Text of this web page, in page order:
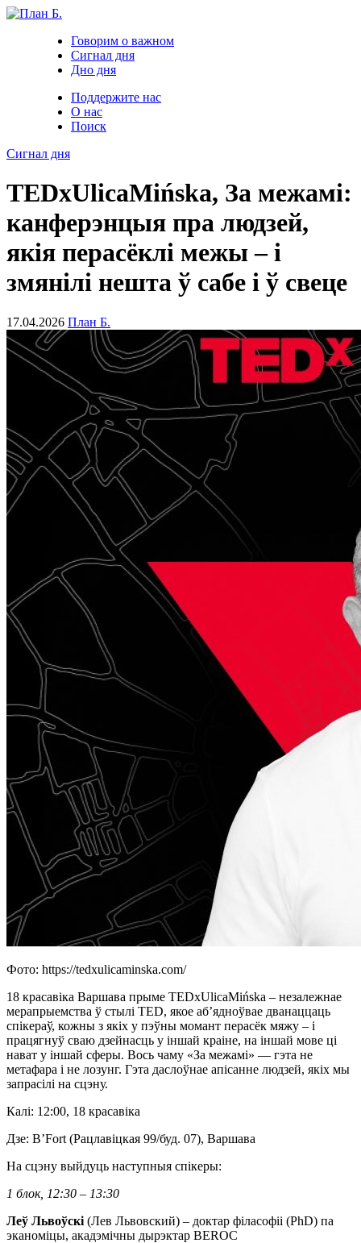
Говорим о важном
Сигнал дня
Дно дня
Поддержите нас
О нас
Поиск
Сигнал дня
TEDxUlicaMińska, За межамі:
канферэнцыя пра людзей,
якія перасёклі межы – і
змянілі нешта ў сабе і ў свеце
17.04.2026 План Б.
Фото: https://tedxulicaminska.com/
18 красавіка Варшава прыме TEDxUlicaMińska – незалежнае
мерапрыемства ў стылі TED, якое аб’ядноўвае дванаццаць
спікераў, кожны з якіх у пэўны момант перасёк мяжу – і
працягнуў сваю дзейнасць у іншай краіне, на іншай мове ці
нават у іншай сферы. Вось чаму «За межамі» — гэта не
метафара і не лозунг. Гэта даслоўнае апісанне людзей, якіх мы
запрасілі на сцэну.
Калі: 12:00, 18 красавіка
Дзе: B’Fort (Рацлавіцкая 99/буд. 07), Варшава
На сцэну выйдуць наступныя спікеры:
1 блок, 12:30 – 13:30
Леў Львоўскі (Лев Львовский) – доктар філасофіі (PhD) па
эканоміцы, акадэмічны дырэктар BEROC